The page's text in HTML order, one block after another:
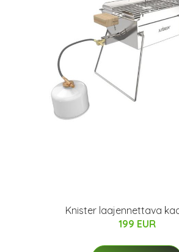
Knister laajennettava
199 EUR